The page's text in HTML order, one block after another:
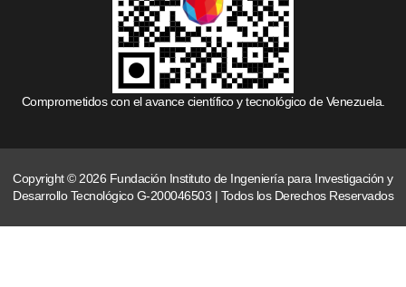
Comprometidos con el avance científico y tecnológico de Venezuela.
Copyright © 2026 Fundación Instituto de Ingeniería para Investigación y
Desarrollo Tecnológico G-200046503 | Todos los Derechos Reservados